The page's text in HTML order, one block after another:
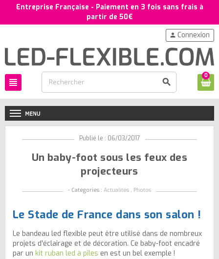
Entreprise Française - Paiement en 3 fois sans frais à
partir de 50€
view_headline search
person Connexion
0
Publié le : 06/03/2017
Un baby-foot sous les feux des
projecteurs
- Catégories : Actualités , Photos
Le Stade de France dans son salon !
Le bandeau led flexible peut être utilisé dans de nombreux
projets d'éclairage et de décoration. Ce baby-foot encadré
par un kit ruban led à piles en est un bel exemple !